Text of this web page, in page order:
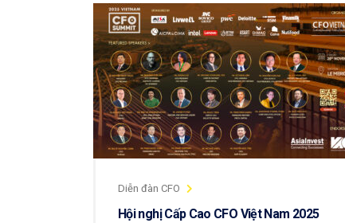
Diễn đàn CFO
Hội nghị Cấp Cao CFO Việt Nam 2025